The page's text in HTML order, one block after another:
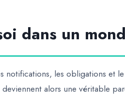
dans un
notifications, les obligations et
alors une véritable